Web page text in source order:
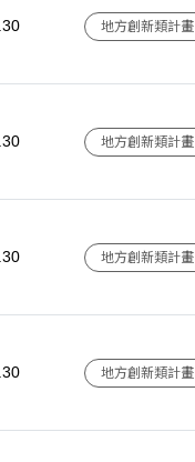
地方創新類計畫
地方創新類計畫
地方創新類計畫
地方創新類計畫